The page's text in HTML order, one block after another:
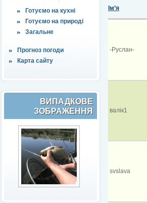
Готуємо на кухні
Готуємо на природі
Загальне
Прогноз погоди
Карта сайту
ВИПАДКОВЕ
ЗОБРАЖЕННЯ
Ім’я
-Руслан-
валік1
svslava